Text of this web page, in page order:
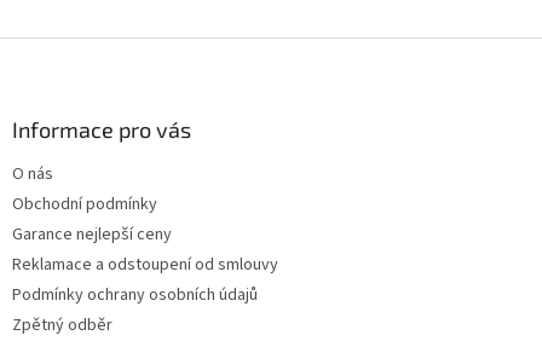
Informace pro vás
O nás
Obchodní podmínky
Garance nejlepší ceny
Reklamace a odstoupení od smlouvy
Podmínky ochrany osobních údajů
Zpětný odběr